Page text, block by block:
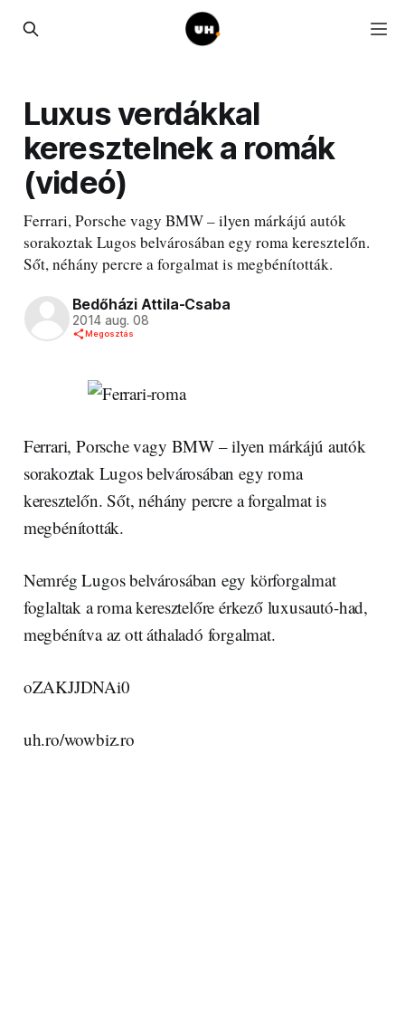
Luxus verdákkal
keresztelnek a romák
(videó)
Ferrari, Porsche vagy BMW – ilyen márkájú autók
sorakoztak Lugos belvárosában egy roma keresztelőn.
Sőt, néhány percre a forgalmat is megbénították.
Bedőházi Attila-Csaba
2014 aug. 08
Megosztás
Ferrari, Porsche vagy BMW – ilyen márkájú autók
sorakoztak Lugos belvárosában egy roma
keresztelőn. Sőt, néhány percre a forgalmat is
megbénították.
Nemrég Lugos belvárosában egy körforgalmat
foglaltak a roma keresztelőre érkező luxusautó-had,
megbénítva az ott áthaladó forgalmat.
oZAKJJDNAi0
uh.ro/wowbiz.ro